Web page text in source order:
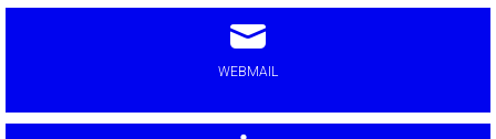
WEBMAIL